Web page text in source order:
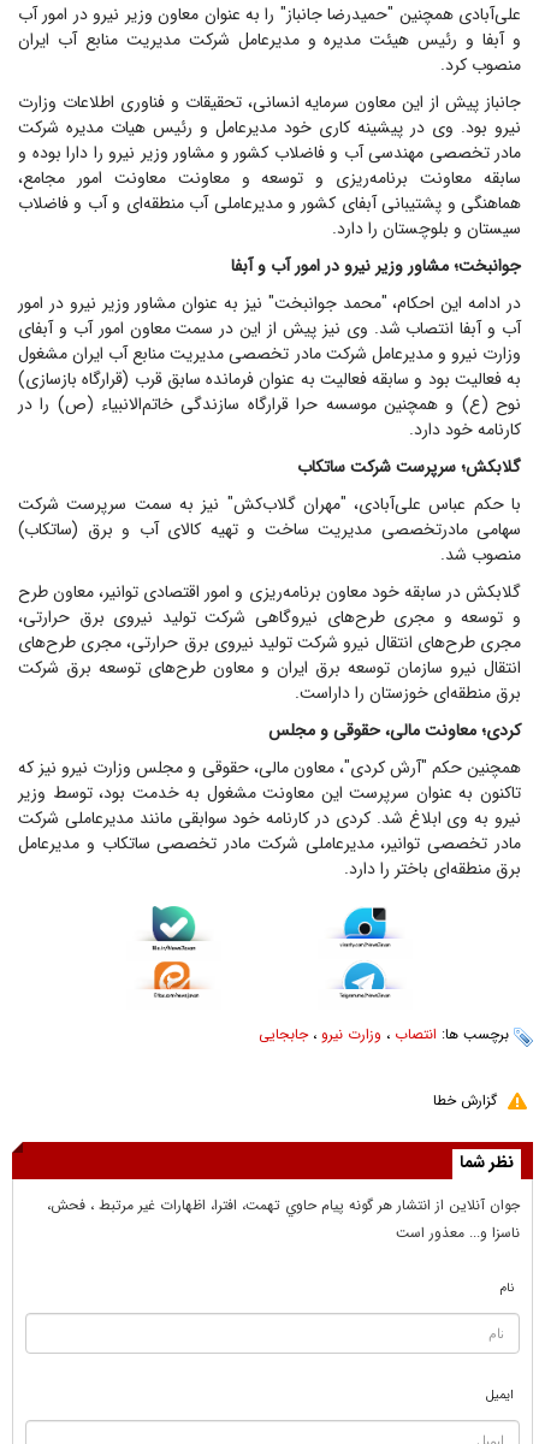
علی‌آبادی همچنین "حمیدرضا جانباز" را به عنوان معاون وزیر نیرو در امور آب
و آبفا و رئیس هیئت مدیره و مدیرعامل شرکت مدیریت منابع آب ایران
منصوب کرد.
جانباز پیش از این معاون سرمایه انسانی، تحقیقات و فناوری اطلاعات وزارت
نیرو بود. وی در پیشینه کاری خود مدیرعامل و رئیس هیات مدیره شرکت
مادر تخصصی مهندسی آب و فاضلاب کشور و مشاور وزیر نیرو را دارا بوده و
سابقه معاونت برنامه‌ریزی و توسعه و معاونت معاونت امور مجامع،
هماهنگی و پشتیبانی آبفای کشور و مدیرعاملی آب منطقه‌ای و آب و فاضلاب
سیستان و بلوچستان را دارد.
جوانبخت؛ مشاور وزیر نیرو در امور آب و آبفا
در ادامه این احکام، "محمد جوانبخت" نیز به عنوان مشاور وزیر نیرو در امور
آب و آبفا انتصاب شد. وی نیز پیش از این در سمت معاون امور آب و آبفای
وزارت نیرو و مدیرعامل شرکت مادر تخصصی مدیریت منابع آب ایران مشغول
به فعالیت بود و سابقه فعالیت به عنوان فرمانده سابق قرب (قرارگاه بازسازی)
نوح (ع) و همچنین موسسه حرا قرارگاه سازندگی خاتم‌الانبیاء (ص) را در
کارنامه خود دارد.
گلابکش؛ سرپرست شرکت ساتکاب
با حکم عباس علی‌آبادی، "مهران گلاب‌کش" نیز به سمت سرپرست شرکت
سهامی مادرتخصصی مدیریت ساخت و تهیه کالای آب و برق (ساتکاب)
منصوب شد.
گلابکش در سابقه خود معاون برنامه‌ریزی و امور اقتصادی توانیر، معاون طرح
و توسعه و مجری طرح‌های نیروگاهی شرکت تولید نیروی برق حرارتی،
مجری طرح‌های انتقال نیرو شرکت تولید نیروی برق حرارتی، مجری طرح‌های
انتقال نیرو سازمان توسعه برق ایران و معاون طرح‌های توسعه برق شرکت
برق منطقه‌ای خوزستان را داراست.
کردی؛ معاونت مالی، حقوقی و مجلس
همچنین حکم "آرش کردی"، معاون مالی، حقوقی و مجلس وزارت نیرو نیز که
تاکنون به عنوان سرپرست این معاونت مشغول به خدمت بود، توسط وزیر
نیرو به وی ابلاغ شد. کردی در کارنامه خود سوابقی مانند مدیرعاملی شرکت
مادر تخصصی توانیر، مدیرعاملی شرکت مادر تخصصی ساتکاب و مدیرعامل
برق منطقه‌ای باختر را دارد.
برچسب ها: انتصاب ، وزارت نیرو ،جابجایی
گزارش خطا
نظر شما
جوان آنلاين از انتشار هر گونه پيام حاوي تهمت، افترا، اظهارات غير مرتبط ، فحش،
ناسزا و... معذور است
نام
ایمیل